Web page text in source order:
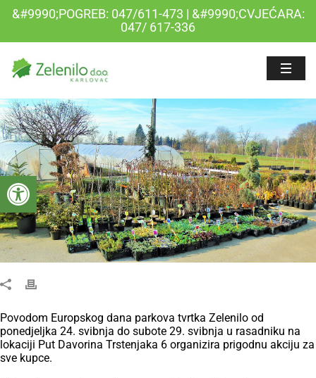
Open toolbar
&#9990;POGREB: 047/611-473 | &#9990;CVJEĆARA:
047/ 617-336
Povodom Europskog dana parkova tvrtka Zelenilo od
ponedjeljka 24. svibnja do subote 29. svibnja u rasadniku na
lokaciji Put Davorina Trstenjaka 6 organizira prigodnu akciju za
sve kupce.